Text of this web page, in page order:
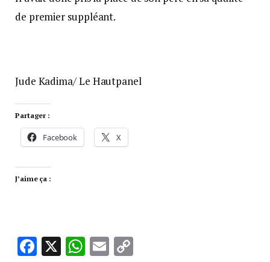
de premier suppléant.
Jude Kadima/ Le Hautpanel
Partager :
Facebook X
J’aime ça :
Facebook
X WhatsApp
Email